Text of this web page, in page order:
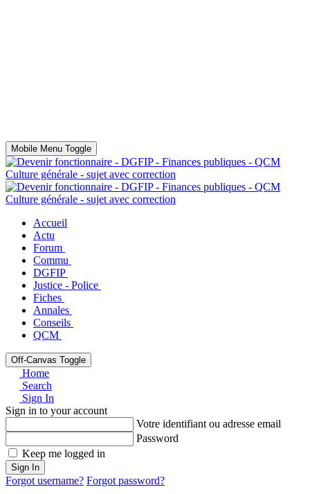
Mobile Menu Toggle
Accueil
Actu
Forum
Commu
DGFIP
Justice - Police
Fiches
Annales
Conseils
QCM
Off-Canvas Toggle
Home
Search
Sign In
Sign in to your account
Votre identifiant ou adresse email
Password
Keep me logged in
Sign In
Forgot username? Forgot password?